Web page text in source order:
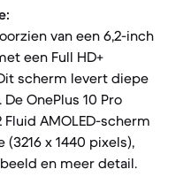
van een 6,2-inch
een Full HD+
scherm levert diepe
OnePlus 10 Pro
AMOLED-scherm
x 1440 pixels),
en meer detail.